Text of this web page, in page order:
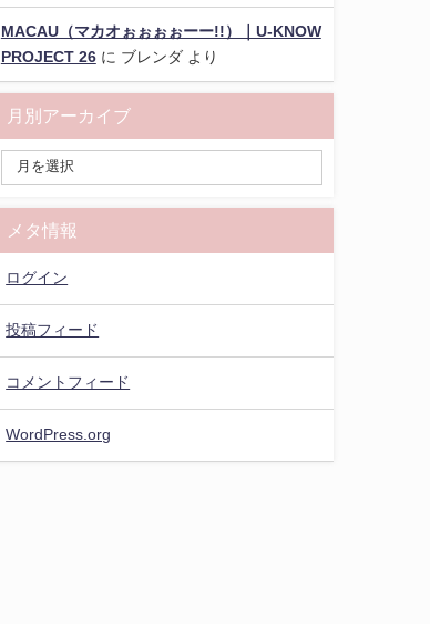
MACAU（マカオぉぉぉぉーー!!）｜U-KNOW
PROJECT 26に ブレンダより
月別アーカイブ
メタ情報
ログイン
投稿フィード
コメントフィード
WordPress.org